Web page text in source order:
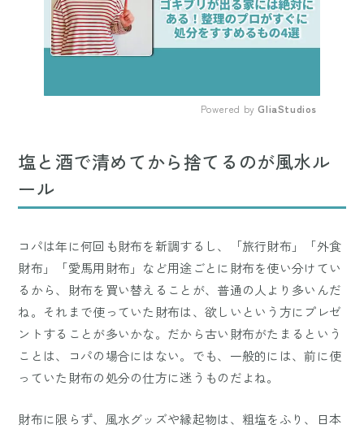
Powered by GliaStudios
塩と酒で清めてから捨てるのが風水ル
ール
コパは年に何回も財布を新調するし、「旅行財布」「外食
財布」「愛馬用財布」など用途ごとに財布を使い分けてい
るから、財布を買い替えることが、普通の人より多いんだ
ね。それまで使っていた財布は、欲しいという方にプレゼ
ントすることが多いかな。だから古い財布がたまるという
ことは、コパの場合にはない。でも、一般的には、前に使
っていた財布の処分の仕方に迷うものだよね。
財布に限らず、風水グッズや縁起物は、粗塩をふり、日本